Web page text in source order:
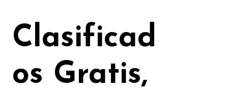
contenido
Clasificad
os Gratis,